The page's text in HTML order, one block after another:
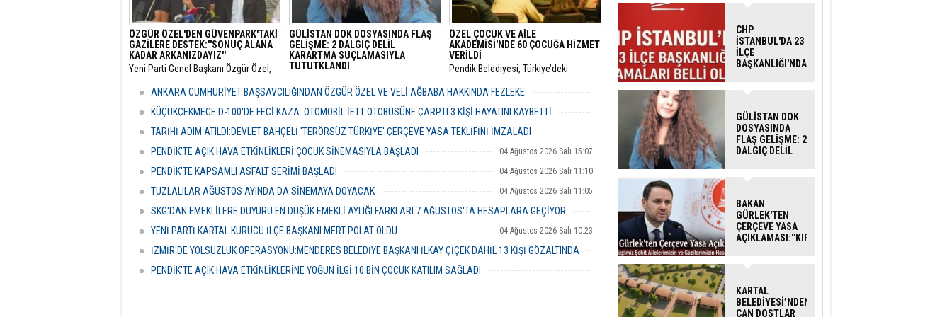
ÖZGÜR ÖZEL'DEN GÜVENPARK'TAKİ
GAZİLERE DESTEK:''SONUÇ ALANA
KADAR ARKANIZDAYIZ''
​Yeni Parti Genel Başkanı Özgür Özel,
sürdüren şehit yakınları ve gazileri
ziyaret ederek destek mesajı verdi.
GÜLİSTAN DOK DOSYASINDA FLAŞ
GELİŞME: 2 DALGIÇ DELİL
KARARTMA SUÇLAMASIYLA
TUTUTKLANDI
Munzur Üniversitesi öğrencisi Gülistan
gelişme yaşandı.
ÖZEL ÇOCUK VE AİLE
AKADEMİSİ'NDE 60 ÇOCUĞA HİZMET
VERİLDİ
Pendik Belediyesi, Türkiye’deki
özelliği taşıyan “Özel Çocuk ve Aile
tamamladı.
ANKARA CUMHURİYET BAŞSAVCILIĞINDAN ÖZGÜR ÖZEL VE VELİ AĞBABA HAKKINDA FEZLEKE
05 Ağustos 2026 Çarşamba 10:19
KÜÇÜKÇEKMECE D-100'DE FECİ KAZA: OTOMOBİL İETT OTOBÜSÜNE ÇARPTI 3 KİŞİ HAYATINI KAYBETTİ
05 Ağustos 2026 Çarşamba 10:06
TARİHİ ADIM ATILDI:DEVLET BAHÇELİ 'TERÖRSÜZ TÜRKİYE' ÇERÇEVE YASA TEKLİFİNİ İMZALADI
04 Ağustos 2026 Salı 16:18
PENDİK'TE AÇIK HAVA ETKİNLİKLERİ ÇOCUK SİNEMASIYLA BAŞLADI 04 Ağustos 2026 Salı 15:07
PENDİK'TE KAPSAMLI ASFALT SERİMİ BAŞLADI 04 Ağustos 2026 Salı 11:10
TUZLALILAR AĞUSTOS AYINDA DA SİNEMAYA DOYACAK 04 Ağustos 2026 Salı 11:05
SKG'DAN EMEKLİLERE DUYURU:EN DÜŞÜK EMEKLİ AYLIĞI FARKLARI 7 AĞUSTOS'TA HESAPLARA GEÇİYOR
04 Ağustos 2026 Salı 10:43
YENİ PARTİ KARTAL KURUCU İLÇE BAŞKANI MERT POLAT OLDU 04 Ağustos 2026 Salı 10:23
İZMİR'DE YOLSUZLUK OPERASYONU:MENDERES BELEDİYE BAŞKANI İLKAY ÇİÇEK DAHİL 13 KİŞİ GÖZALTINDA
PENDİK'TE AÇIK HAVA ETKİNLİKLERİNE YOĞUN İLGİ:10 BİN ÇOCUK KATILIM SAĞLADI
CHP
İSTANBUL'DA 23
İLÇE
BAŞKANLIĞI'NDA
GERÇEKLEŞTİ
GÜLİSTAN DOK
DOSYASINDA
FLAŞ GELİŞME: 2
DALGIÇ DELİL
SUÇLAMASIYLA
BAKAN
GÜRLEK'TEN
ÇERÇEVE YASA
AÇIKLAMASI:''KIRMIZI
AİLELERİ VE
KARTAL
BELEDİYESİ’NDEN
CAN DOSTLAR